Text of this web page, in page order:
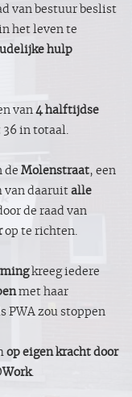
van bestuur beslist
het leven te
hulp
van 4 halftijdse
36 in totaal.
de Molenstraat, een
van daaruit alle
de raad van
op te richten.
kreeg iedere
met haar
PWA zou stoppen
op eigen kracht door
.